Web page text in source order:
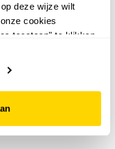
deze wijze wilt
cookies
toestaan" te klikken.